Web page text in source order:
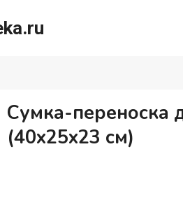
Сумка-переноска
(40x25x23 см)